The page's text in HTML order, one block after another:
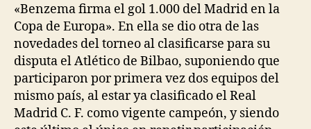
«Benzema firma el gol 1.000 del Madrid en la
Copa de Europa». En ella se dio otra de las
novedades del torneo al clasificarse para su
disputa el Atlético de Bilbao, suponiendo que
participaron por primera vez dos equipos del
mismo país, al estar ya clasificado el Real
Madrid C. F. como vigente campeón, y siendo